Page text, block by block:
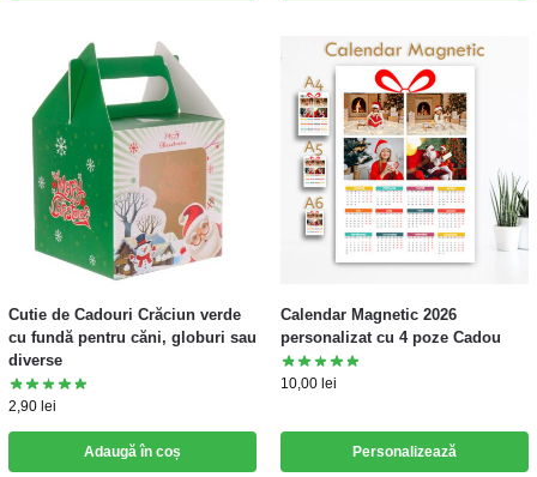
Cutie de Cadouri Crăciun verde
cu fundă pentru căni, globuri sau
diverse
2,90 lei
Adaugă în coș
Calendar Magnetic 2026
personalizat cu 4 poze Cadou
10,00 lei
Personalizează